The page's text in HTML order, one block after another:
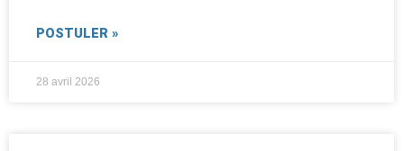
POSTULER »
28 avril 2026